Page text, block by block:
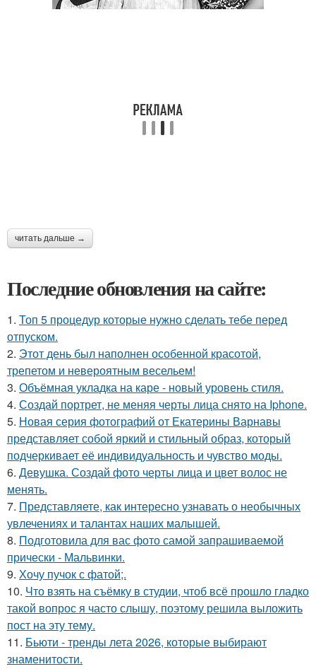
читать дальше →
Последние обновления на сайте:
1. Топ 5 процедур которые нужно сделать тебе перед
отпуском.
2. Этот день был наполнен особенной красотой,
трепетом и невероятным весельем!
3. Объёмная укладка на каре - новый уровень стиля.
4. Создай портрет, не меняя черты лица снято на Iphone.
5. Новая серия фотографий от Екатерины Варнавы
представляет собой яркий и стильный образ, который
подчеркивает её индивидуальность и чувство моды.
6. Девушка. Создай фото черты лица и цвет волос не
менять.
7. Представляете, как интересно узнавать о необычных
увлечениях и талантах наших малышей.
8. Подготовила для вас фото самой запрашиваемой
прически - Мальвинки.
9. Хочу пучок с фатой;.
10. Что взять на съёмку в студии, чтоб всё прошло гладко
такой вопрос я часто слышу, поэтому решила выложить
пост на эту тему.
11. Бьюти - тренды лета 2026, которые выбирают
знаменитости.